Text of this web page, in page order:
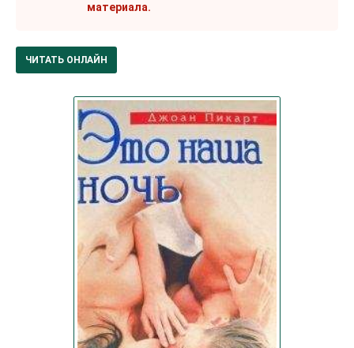
материала.
ЧИТАТЬ ОНЛАЙН